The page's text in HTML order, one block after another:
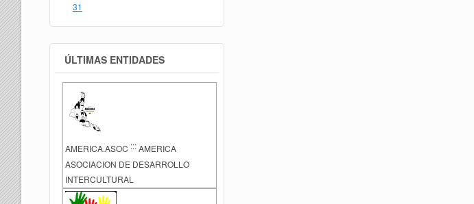
31
ÚLTIMAS ENTIDADES
AMERICA.ASOC :::AMERICA
ASOCIACION DE DESARROLLO
INTERCULTURAL